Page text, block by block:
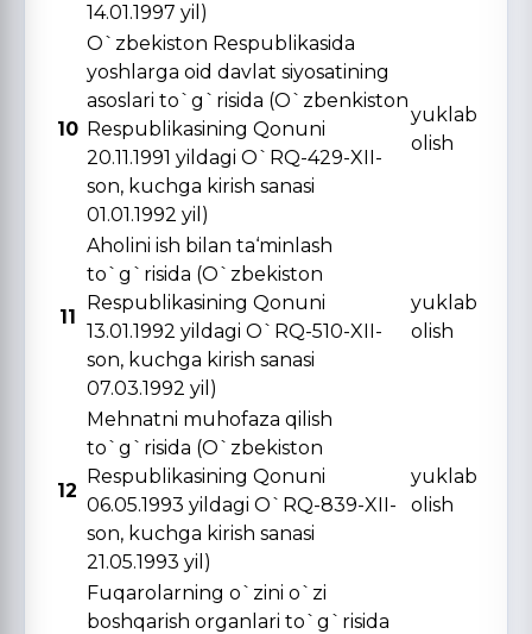
14.01.1997 yil)
10
O`zbekiston Respublikasida
yoshlarga oid davlat siyosatining
asoslari to`g`risida (O`zbenkiston
Respublikasining Qonuni
20.11.1991 yildagi O`RQ-429-XII-
son, kuchga kirish sanasi
01.01.1992 yil)
yuklab
olish
11
Aholini ish bilan ta‘minlash
to`g`risida (O`zbekiston
Respublikasining Qonuni
13.01.1992 yildagi O`RQ-510-XII-
son, kuchga kirish sanasi
07.03.1992 yil)
yuklab
olish
12
Mehnatni muhofaza qilish
to`g`risida (O`zbekiston
Respublikasining Qonuni
06.05.1993 yildagi O`RQ-839-XII-
son, kuchga kirish sanasi
21.05.1993 yil)
yuklab
olish
Fuqarolarning o`zini o`zi
boshqarish organlari to`g`risida